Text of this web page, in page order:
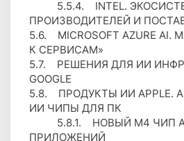
5.5.4. INTEL.
ПРОИЗВОДИТЕЛЕЙ И
5.6. MICROSOFT AZURE AI.
К СЕРВИСАМ»
5.7. РЕШЕНИЯ ДЛЯ ИИ
GOOGLE
5.8. ПРОДУКТЫ ИИ APPLE.
ИИ ЧИПЫ ДЛЯ ПК
5.8.1. НОВЫЙ М4 ЧИП
ПРИЛОЖЕНИЙ